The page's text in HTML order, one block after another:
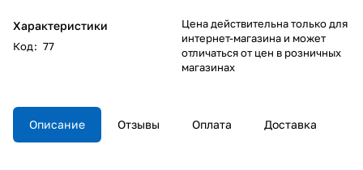
Характеристики
Код: 77
Цена действительна только для
интернет-магазина и может
отличаться от цен в розничных
магазинах
Описание Отзывы Оплата Доставка